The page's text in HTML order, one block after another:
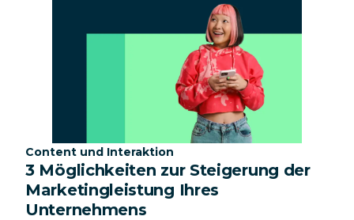
Kategorie:
Content und Interaktion
3 Möglichkeiten zur Steigerung der
Marketingleistung Ihres
Unternehmens